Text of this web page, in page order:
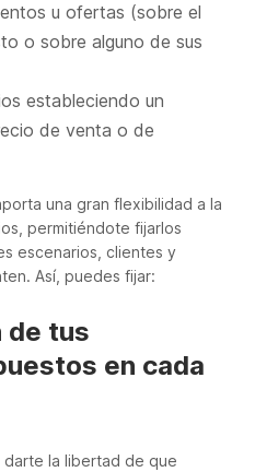
u ofertas (sobre el
o sobre alguno de sus
estableciendo un
de venta o de
una gran flexibilidad a la
permitiéndote fijarlos
escenarios, clientes y
Así, puedes fijar:
de tus
en cada
darte la libertad de que